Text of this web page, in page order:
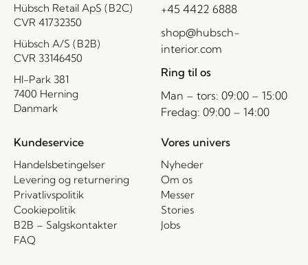
Hübsch Retail ApS (B2C)
CVR 41732350
Hübsch A/S (B2B)
CVR 33146450
HI-Park 381
7400 Herning
Danmark
+45 4422 6888
shop@hubsch-
interior.com
Ring til os
Man – tors: 09:00 – 15:00
Fredag: 09:00 – 14:00
Kundeservice
Handelsbetingelser
Levering og returnering
Privatlivspolitik
Cookiepolitik
B2B – Salgskontakter
FAQ
Vores univers
Nyheder
Om os
Messer
Stories
Jobs